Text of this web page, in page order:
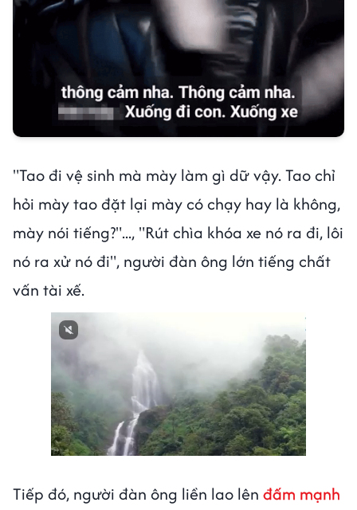
"Tao đi vệ sinh mà mày làm gì dữ vậy. Tao chỉ
hỏi mày tao đặt lại mày có chạy hay là không,
mày nói tiếng?"..., "Rút chìa khóa xe nó ra đi, lôi
nó ra xử nó đi", người đàn ông lớn tiếng chất
vấn tài xế.
Tiếp đó, người đàn ông liền lao lên đấm mạnh